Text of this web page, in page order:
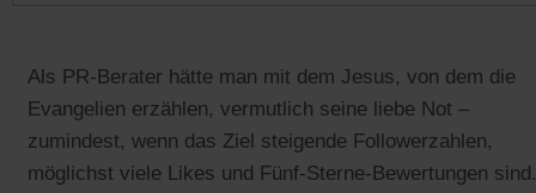
Als PR-Berater hätte man mit dem Jesus, von dem die
Evangelien erzählen, vermutlich seine liebe Not –
zumindest, wenn das Ziel steigende Followerzahlen,
möglichst viele Likes und Fünf-Sterne-Bewertungen sind.